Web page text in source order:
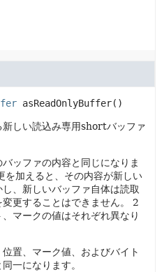
asReadOnlyBuffer()
新しい読込み専用shortバッファ
ッファの内容と同じになりま
を加えると、その内容が新しい
、新しいバッファ自体は読取
更することはできません。
2
マークの値はそれぞれ異なり
置、マーク値、およびバイト
一になります。